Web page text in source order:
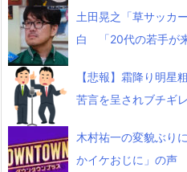
土田晃之「草サッカ
白 「20代の若手が
【悲報】霜降り明星
苦言を呈されブチギレ
木村祐一の変貌ぶり
かイケおじに」の声